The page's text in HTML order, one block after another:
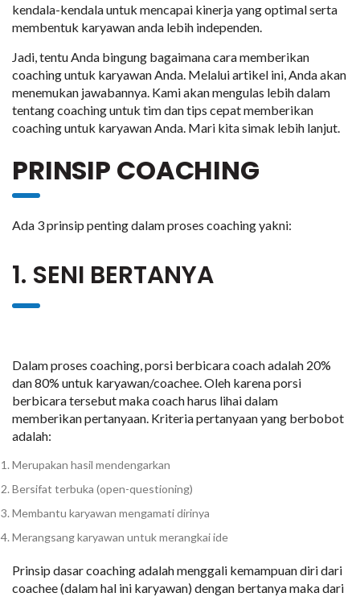
kendala-kendala untuk mencapai kinerja yang optimal serta
membentuk karyawan anda lebih independen.
Jadi, tentu Anda bingung bagaimana cara memberikan
coaching untuk karyawan Anda. Melalui artikel ini, Anda akan
menemukan jawabannya. Kami akan mengulas lebih dalam
tentang coaching untuk tim dan tips cepat memberikan
coaching untuk karyawan Anda. Mari kita simak lebih lanjut.
PRINSIP COACHING
Ada 3 prinsip penting dalam proses coaching yakni:
1. SENI BERTANYA
Dalam proses coaching, porsi berbicara coach adalah 20%
dan 80% untuk karyawan/coachee. Oleh karena porsi
berbicara tersebut maka coach harus lihai dalam
memberikan pertanyaan. Kriteria pertanyaan yang berbobot
adalah:
Merupakan hasil mendengarkan
Bersifat terbuka (open-questioning)
Membantu karyawan mengamati dirinya
Merangsang karyawan untuk merangkai ide
Prinsip dasar coaching adalah menggali kemampuan diri dari
coachee (dalam hal ini karyawan) dengan bertanya maka dari